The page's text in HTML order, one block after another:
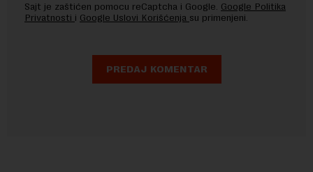
Sajt je zaštićen pomocu reCaptcha i Google. Google Politika
Privatnosti i Google Uslovi Korišćenja su primenjeni.